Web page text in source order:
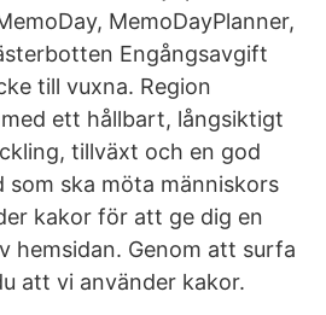
MemoDayPlanner,
Engångsavgift
till vuxna. Region
ett hållbart, långsiktigt
tillväxt och en god
som ska möta människors
kakor för att ge dig en
hemsidan. Genom att surfa
att vi använder kakor.